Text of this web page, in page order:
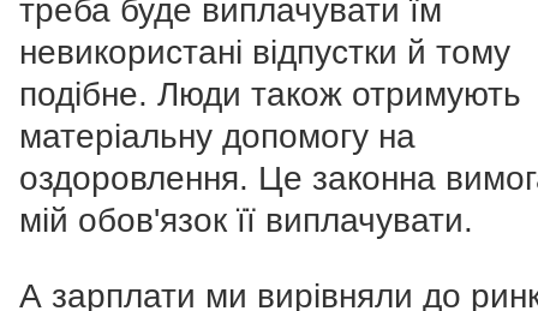
треба буде виплачувати їм
невикористані відпустки й тому
подібне. Люди також отримують
матеріальну допомогу на
оздоровлення. Це законна
мій обов'язок її виплачувати.
А зарплати ми вирівняли до